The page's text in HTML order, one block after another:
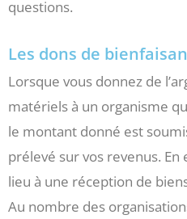
questions.
Les dons de
Lorsque vous donnez de
matériels à un organisme
le montant donné est
prélevé sur vos revenus.
lieu à une réception de
Au nombre des